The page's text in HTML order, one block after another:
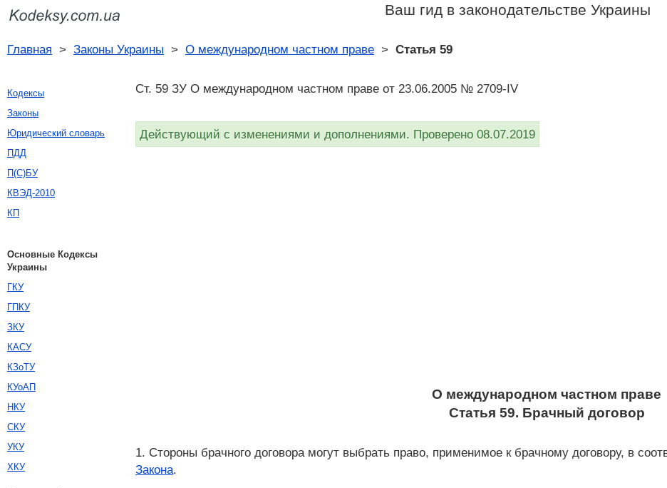
Ваш гид в законодательстве Украины
Главная > Законы Украины > О международном частном праве > Статья 59
Ст. 59 ЗУ О международном частном праве от 23.06.2005 № 2709-IV
Действующий с изменениями и дополнениями. Проверено 08.07.2019
О международном частном праве
Статья 59. Брачный договор
1. Стороны брачного договора могут выбрать право, применимое к брачному договору, в
Закона.
Кодексы
Законы
Юридический словарь
ПДД
П(С)БУ
КВЭД-2010
КП
Основные Кодексы
Украины
ГКУ
ГПКУ
ЗКУ
КАСУ
КЗоТУ
КУоАП
НКУ
СКУ
УКУ
ХКУ